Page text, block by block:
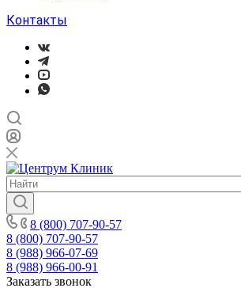
Контакты
8 (800) 707-90-57
8 (800) 707-90-57
8 (988) 966-07-69
8 (988) 966-00-91
Заказать звонок